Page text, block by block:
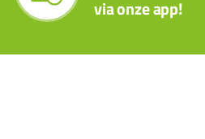
via onze app!